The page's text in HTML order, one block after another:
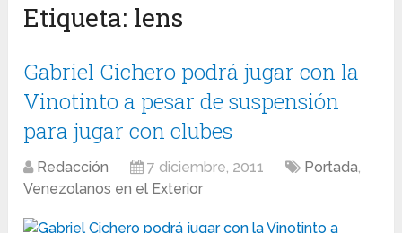
Etiqueta: lens
Gabriel Cichero podrá jugar con la
Vinotinto a pesar de suspensión
para jugar con clubes
Redacción 7 diciembre, 2011 Portada,
Venezolanos en el Exterior